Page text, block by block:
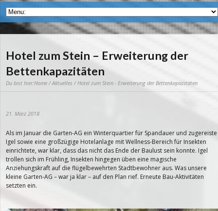
Hotel zum Stein – Erweiterung der
Bettenkapazitäten
Du bist hier:Home/Aktuelles / Hotel zum Stein - Erweiterung der Bettenkapazitäten
21. März 2018
Als im Januar die Garten-AG ein Winterquartier für Spandauer und zugereiste
Igel sowie eine großzügige Hotelanlage mit Wellness-Bereich für Insekten
einrichtete, war klar, dass das nicht das Ende der Baulust sein konnte. Igel
trollen sich im Frühling, Insekten hingegen üben eine magische
Anziehungskraft auf die flügelbewehrten Stadtbewohner aus. Was unsere
kleine Garten-AG – war ja klar – auf den Plan rief. Erneute Bau-Aktivitäten
setzten ein.